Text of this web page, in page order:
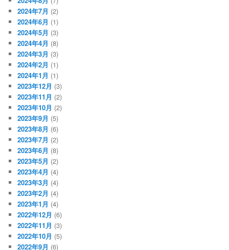
2024年7月 (2)
2024年6月 (1)
2024年5月 (3)
2024年4月 (8)
2024年3月 (3)
2024年2月 (1)
2024年1月 (1)
2023年12月 (3)
2023年11月 (2)
2023年10月 (2)
2023年9月 (5)
2023年8月 (6)
2023年7月 (2)
2023年6月 (8)
2023年5月 (2)
2023年4月 (4)
2023年3月 (4)
2023年2月 (4)
2023年1月 (4)
2022年12月 (6)
2022年11月 (3)
2022年10月 (5)
2022年9月 (6)